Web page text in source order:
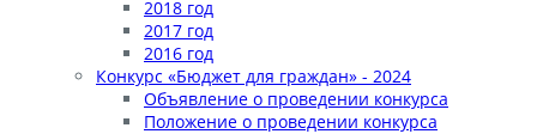
2018 год
2017 год
2016 год
Конкурс «Бюджет для граждан» - 2024
Объявление о проведении конкурса
Положение о проведении конкурса